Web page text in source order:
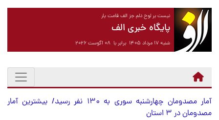
نیست بر لوح دلم جز الف قامت یار
پایگاه خبری الف
شنبه ۱۷ مرداد ۱۴۰۵ برابر با ۰۸ آگوست ۲۰۲۶
آمار مصدومان چهارشنبه سوری به ۱۳۰ نفر رسید/ بیشترین آمار
مصدومان در ۳ استان